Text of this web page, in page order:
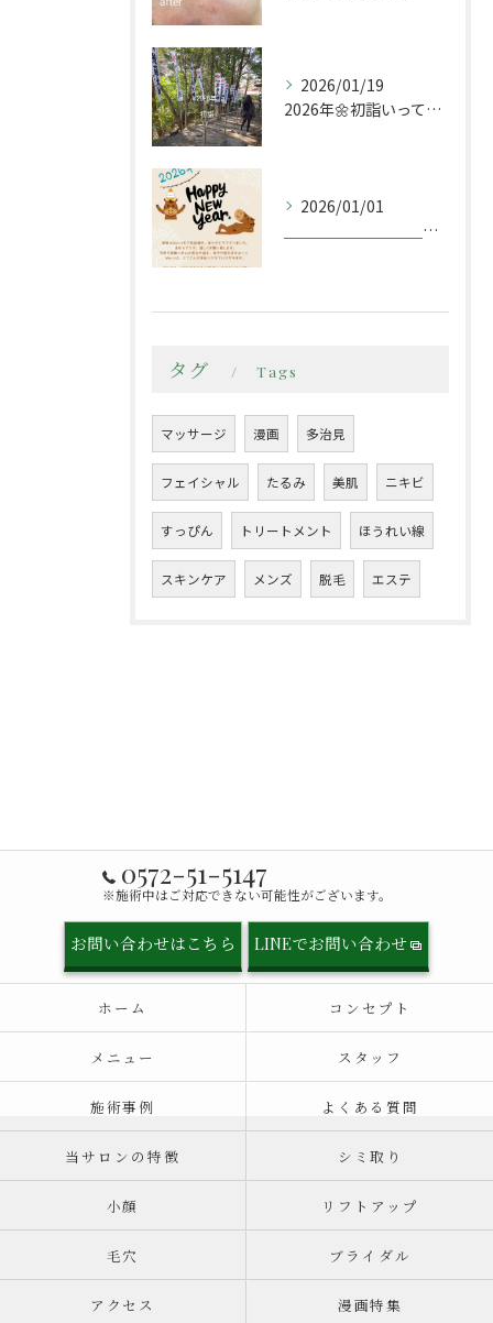
2026/01/19
2026年🌼初詣いってきましたー
2026/01/01
＿＿＿＿＿＿＿＿＿＿＿＿＿＿＿＿＿＿＿＿＿＿
タグ Tags
マッサージ 漫画 多治見
フェイシャル たるみ 美肌 ニキビ
すっぴん トリートメント ほうれい線
スキンケア メンズ 脱毛 エステ
0572-51-5147
※施術中はご対応できない可能性がございます。
お問い合わせはこちら LINEでお問い合わせ
ホーム コンセプト
メニュー スタッフ
施術事例 よくある質問
当サロンの特徴 シミ取り
小顔 リフトアップ
毛穴 ブライダル
アクセス 漫画特集